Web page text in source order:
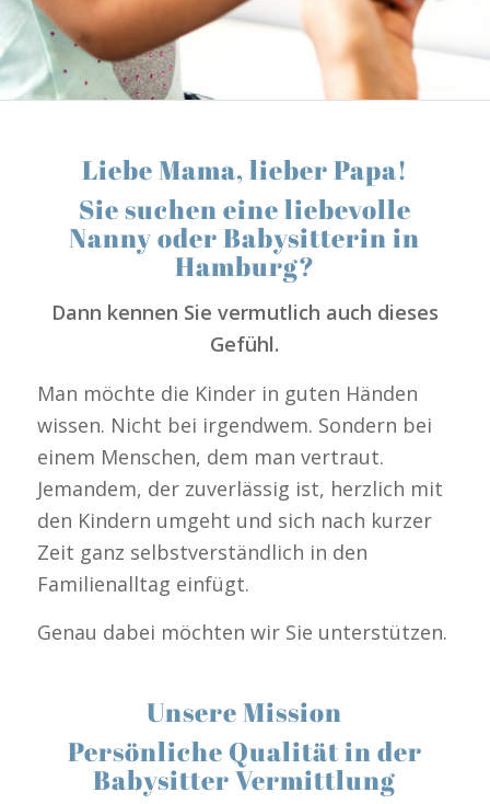
Liebe Mama, lieber Papa!
Sie suchen eine liebevolle
Nanny oder Babysitterin in
Hamburg?
Dann kennen Sie vermutlich auch dieses
Gefühl.
Man möchte die Kinder in guten Händen
wissen. Nicht bei irgendwem. Sondern bei
einem Menschen, dem man vertraut.
Jemandem, der zuverlässig ist, herzlich mit
den Kindern umgeht und sich nach kurzer
Zeit ganz selbstverständlich in den
Familienalltag einfügt.
Genau dabei möchten wir Sie unterstützen.
Unsere Mission
Persönliche Qualität in der
Babysitter Vermittlung